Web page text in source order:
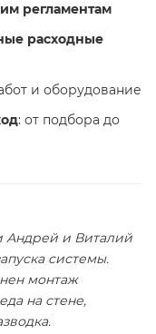
регламентам
расходные
и оборудование
: от подбора до
Андрей и Виталий
системы.
монтаж
на стене,